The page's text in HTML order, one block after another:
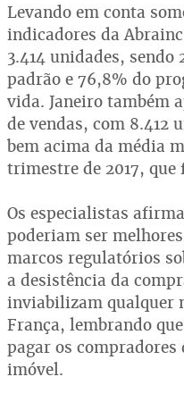
Levando em conta
indicadores da
3.414 unidades, sendo
padrão e 76,8% do
vida. Janeiro também
de vendas, com 8.412
bem acima da média
trimestre de 2017, que
Os especialistas
poderiam ser
marcos regulatórios
a desistência da
inviabilizam qualquer
França, lembrando
pagar os compradores
imóvel.